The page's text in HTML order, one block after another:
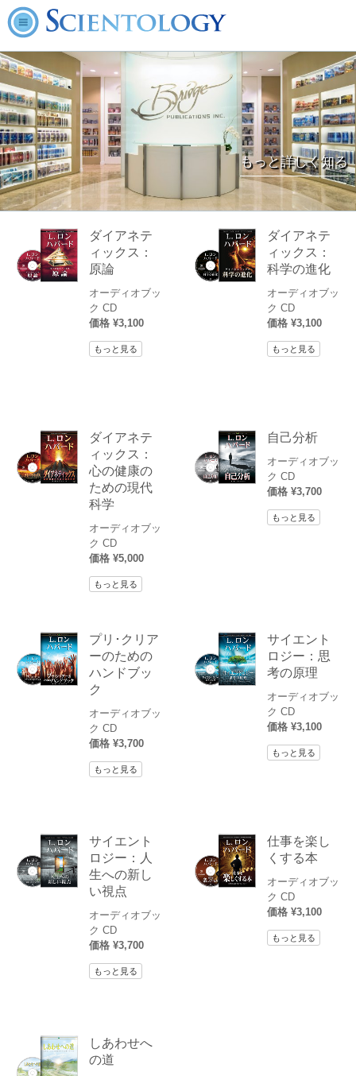
もっと詳しく知る
ダイアネテ
ィックス：
原論
オーディオブッ
ク CD
価格 ¥3,100
もっと見る
ダイアネテ
ィックス：
科学の進化
オーディオブッ
ク CD
価格 ¥3,100
もっと見る
ダイアネテ
ィックス：
心の健康の
ための現代
科学
オーディオブッ
ク CD
価格 ¥5,000
もっと見る
自己分析
オーディオブッ
ク CD
価格 ¥3,700
もっと見る
プリ･クリア
ーのための
ハンドブッ
ク
オーディオブッ
ク CD
価格 ¥3,700
もっと見る
サイエント
ロジー：思
考の原理
オーディオブッ
ク CD
価格 ¥3,100
もっと見る
サイエント
ロジー：人
生への新し
い視点
オーディオブッ
ク CD
価格 ¥3,700
もっと見る
仕事を楽し
くする本
オーディオブッ
ク CD
価格 ¥3,100
もっと見る
しあわせへ
の道